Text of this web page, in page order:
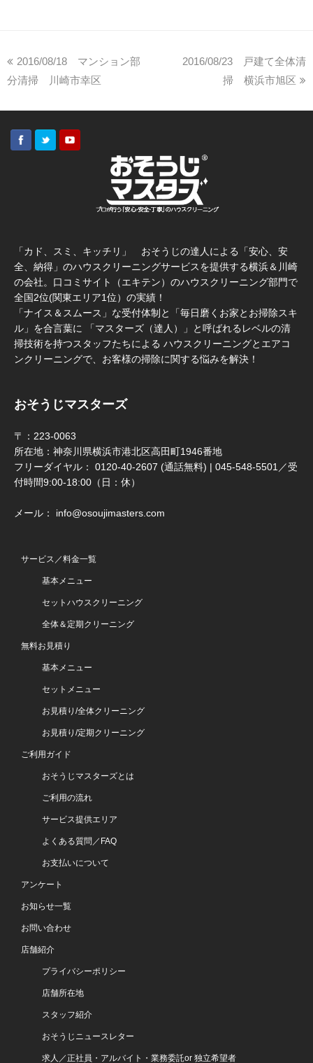
2016/08/18 マンション部
分清掃 川崎市幸区
2016/08/23 戸建て全体清
掃 横浜市旭区
「カド、スミ、キッチリ」 おそうじの達人による「安心、安
全、納得」のハウスクリーニングサービスを提供する横浜＆川崎
の会社。口コミサイト（エキテン）のハウスクリーニング部門で
全国2位(関東エリア1位）の実績！
「ナイス＆スムース」な受付体制と「毎日磨くお家とお掃除スキ
ル」を合言葉に 「マスターズ（達人）」と呼ばれるレベルの清
掃技術を持つスタッフたちによる ハウスクリーニングとエアコ
ンクリーニングで、お客様の掃除に関する悩みを解決！
おそうじマスターズ
〒：223-0063
所在地：神奈川県横浜市港北区高田町1946番地
フリーダイヤル： 0120-40-2607 (通話無料) | 045-548-5501／受
付時間9:00-18:00（日：休）
メール： info@osoujimasters.com
サービス／料金一覧
基本メニュー
セットハウスクリーニング
全体＆定期クリーニング
無料お見積り
基本メニュー
セットメニュー
お見積り/全体クリーニング
お見積り/定期クリーニング
ご利用ガイド
おそうじマスターズとは
ご利用の流れ
サービス提供エリア
よくある質問／FAQ
お支払いについて
アンケート
お知らせ一覧
お問い合わせ
店舗紹介
プライバシーポリシー
店舗所在地
スタッフ紹介
おそうじニュースレター
求人／正社員・アルバイト・業務委託or 独立希望者